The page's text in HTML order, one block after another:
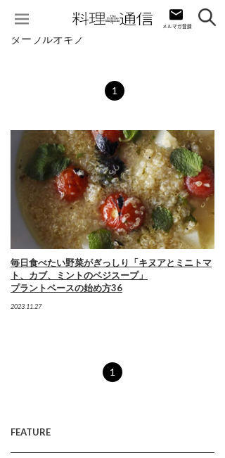
ターブルオギノ
1
毎日食べたい野菜がぎっしり「キヌアとミニトマ
ト、カブ、ミントのベジスープ」
プラントベースの始め方36
2023.11.27
1
FEATURE